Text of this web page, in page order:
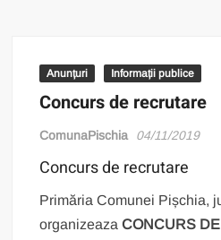
Anunțuri Informații publice
Concurs de recrutare
ComunaPischia 04/11/2019
Concurs de recrutare
Primăria Comunei Pișchia,
organizeazaCONCURS